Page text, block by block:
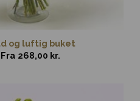
og luftig buket
Fra 268,00 kr.